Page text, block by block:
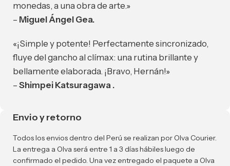
monedas, a una obra de arte.»
– Miguel Ángel Gea.
«¡Simple y potente! Perfectamente sincronizado,
fluye del gancho al clímax: una rutina brillante y
bellamente elaborada. ¡Bravo, Hernán!»
– Shimpei Katsuragawa .
Envio y retorno
Todos los envios dentro del Perú se realizan por Olva Courier.
La entrega a Olva será entre 1 a 3 días hábiles luego de
confirmado el pedido. Una vez entregado el paquete a Olva